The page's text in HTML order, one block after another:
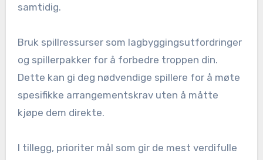
samtidig.
Bruk spillressurser som lagbyggingsutfordringer
og spillerpakker for å forbedre troppen din.
Dette kan gi deg nødvendige spillere for å møte
spesifikke arrangementskrav uten å måtte
kjøpe dem direkte.
I tillegg, prioriter mål som gir de mest verdifulle